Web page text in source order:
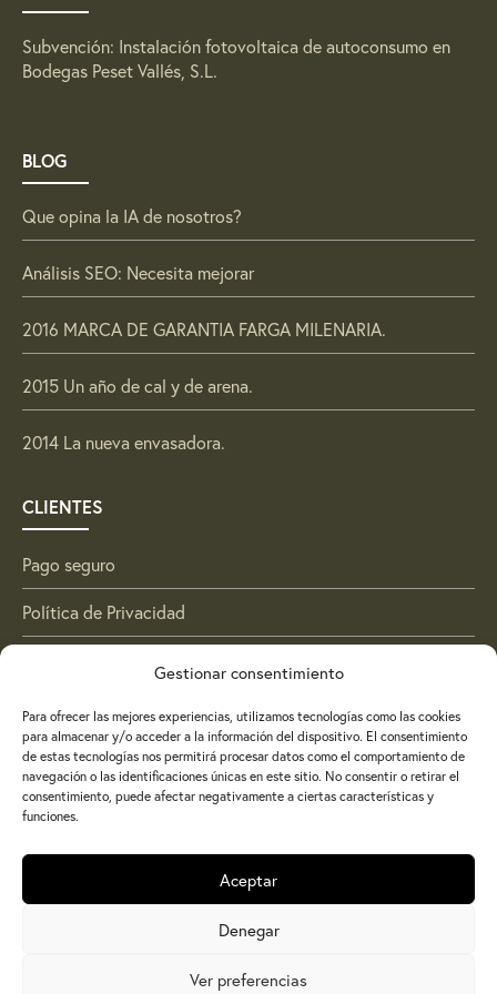
Gestionar consentimiento
Para ofrecer las mejores experiencias, utilizamos tecnologías como las cookies
para almacenar y/o acceder a la información del dispositivo. El consentimiento
de estas tecnologías nos permitirá procesar datos como el comportamiento de
navegación o las identificaciones únicas en este sitio. No consentir o retirar el
consentimiento, puede afectar negativamente a ciertas características y
funciones.
Aceptar
Denegar
Ver preferencias
Subvención: Instalación fotovoltaica de autoconsumo en
Bodegas Peset Vallés, S.L.
BLOG
Que opina la IA de nosotros?
Análisis SEO: Necesita mejorar
2016 MARCA DE GARANTIA FARGA MILENARIA.
2015 Un año de cal y de arena.
2014 La nueva envasadora.
CLIENTES
Pago seguro
Política de Privacidad
Aviso Legal
Envío y devolución
Condiciones de compra
Contacto
Aceites Peset Vallés, S.C.P.